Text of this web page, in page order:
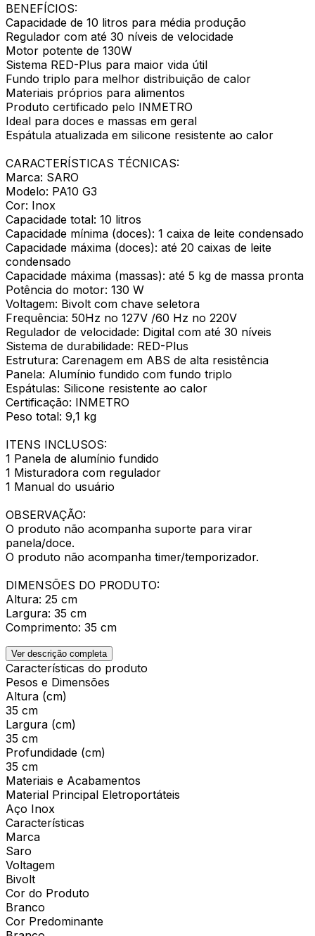
BENEFÍCIOS:
Capacidade de 10 litros para média produção
Regulador com até 30 níveis de velocidade
Motor potente de 130W
Sistema RED-Plus para maior vida útil
Fundo triplo para melhor distribuição de calor
Materiais próprios para alimentos
Produto certificado pelo INMETRO
Ideal para doces e massas em geral
Espátula atualizada em silicone resistente ao calor
CARACTERÍSTICAS TÉCNICAS:
Marca: SARO
Modelo: PA10 G3
Cor: Inox
Capacidade total: 10 litros
Capacidade mínima (doces): 1 caixa de leite condensado
Capacidade máxima (doces): até 20 caixas de leite
condensado
Capacidade máxima (massas): até 5 kg de massa pronta
Potência do motor: 130 W
Voltagem: Bivolt com chave seletora
Frequência: 50Hz no 127V /60 Hz no 220V
Regulador de velocidade: Digital com até 30 níveis
Sistema de durabilidade: RED-Plus
Estrutura: Carenagem em ABS de alta resistência
Panela: Alumínio fundido com fundo triplo
Espátulas: Silicone resistente ao calor
Certificação: INMETRO
Peso total: 9,1 kg
ITENS INCLUSOS:
1 Panela de alumínio fundido
1 Misturadora com regulador
1 Manual do usuário
OBSERVAÇÃO:
O produto não acompanha suporte para virar
panela/doce.
O produto não acompanha timer/temporizador.
DIMENSÕES DO PRODUTO:
Altura: 25 cm
Largura: 35 cm
Comprimento: 35 cm
Ver descrição completa
Características do produto
Pesos e Dimensões
Altura (cm)
35 cm
Largura (cm)
35 cm
Profundidade (cm)
35 cm
Materiais e Acabamentos
Material Principal Eletroportáteis
Aço Inox
Características
Marca
Saro
Voltagem
Bivolt
Cor do Produto
Branco
Cor Predominante